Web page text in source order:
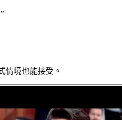
”
情境也能接受。